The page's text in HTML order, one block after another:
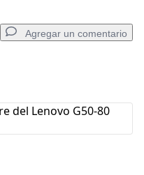
Agregar un comentario